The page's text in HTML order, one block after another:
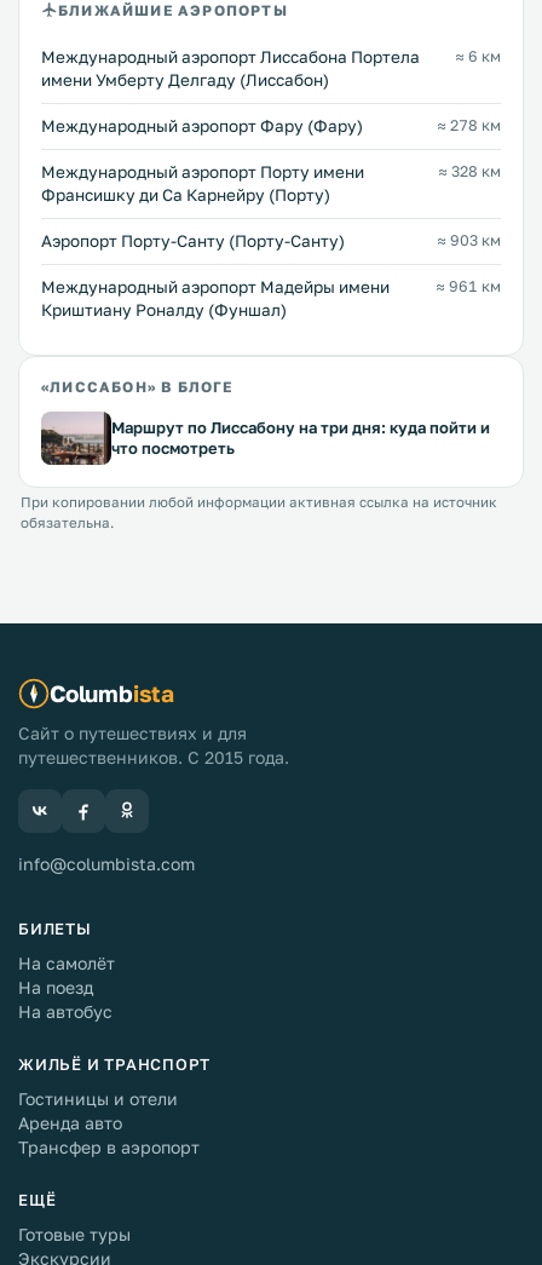
БЛИЖАЙШИЕ АЭРОПОРТЫ
Международный аэропорт Лиссабона Портела
имени Умберту Делгаду (Лиссабон)
≈ 6 км
Международный аэропорт Фару (Фару) ≈ 278 км
Международный аэропорт Порту имени
Франсишку ди Са Карнейру (Порту)
≈ 328 км
Аэропорт Порту-Санту (Порту-Санту) ≈ 903 км
Международный аэропорт Мадейры имени
Криштиану Роналду (Фуншал)
≈ 961 км
«ЛИССАБОН» В БЛОГЕ
Маршрут по Лиссабону на три дня: куда пойти и
что посмотреть
При копировании любой информации активная ссылка на источник
обязательна.
Columbista
Сайт о путешествиях и для
путешественников. С 2015 года.
info@columbista.com
БИЛЕТЫ
На самолёт
На поезд
На автобус
ЖИЛЬЁ И ТРАНСПОРТ
Гостиницы и отели
Аренда авто
Трансфер в аэропорт
ЕЩЁ
Готовые туры
Экскурсии